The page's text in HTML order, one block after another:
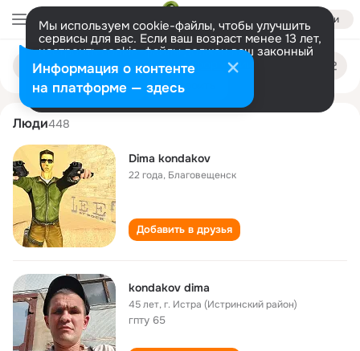
Войти
Мы используем cookie-файлы, чтобы улучшить
сервисы для вас. Если ваш возраст менее 13 лет,
настроить cookie-файлы должен ваш законный
представитель. Больше информации
Разрешить все Настроить
Поиск
людям
dima kondakov
Люди448
Dima kondakov
22 года, Благовещенск
Добавить в друзья
kondakov dima
45 лет,г. Истра (Истринский район)
гпту 65
Информация о контенте
на платформе — здесь